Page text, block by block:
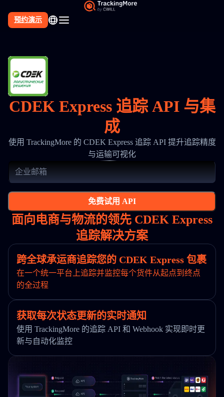
预约演示
CDEK Express 追踪 API 与集
成
使用 TrackingMore 的 CDEK Express 追踪 API 提升追踪精度
与运输可视化
免费试用 API
面向电商与物流的领先 CDEK Express
追踪解决方案
跨全球承运商追踪您的 CDEK Express 包裹
在一个统一平台上追踪并监控每个货件从起点到终点
的全过程
获取每次状态更新的实时通知
使用 TrackingMore 的追踪 API 和 Webhook 实现即时更
新与自动化监控